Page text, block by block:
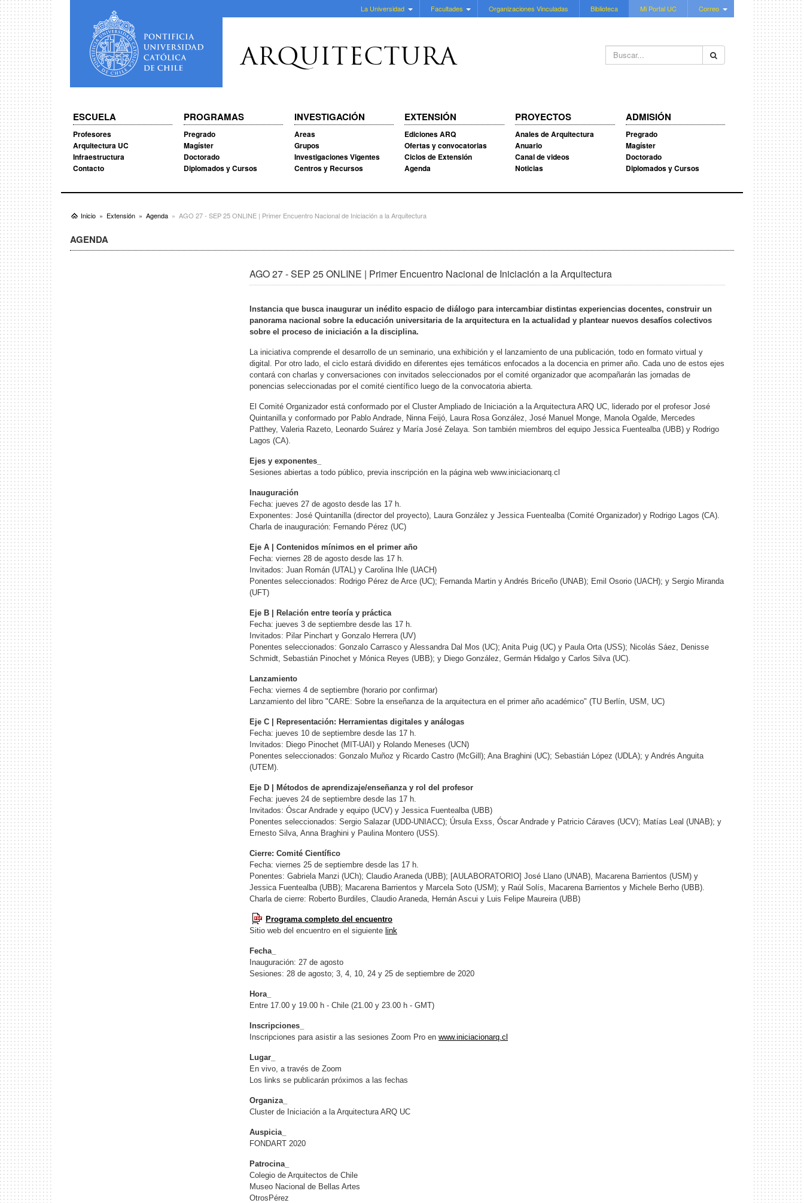
La Universidad Facultades Organizaciones Vinculadas Biblioteca Mi Portal UC Correo
Buscar...
ARQUITECTURA
ESCUELA
Profesores
Arquitectura UC
Infraestructura
Contacto
PROGRAMAS
Pregrado
Magíster
Doctorado
Diplomados y Cursos
INVESTIGACIÓN
Areas
Grupos
Investigaciones Vigentes
Centros y Recursos
EXTENSIÓN
Ediciones ARQ
Ofertas y convocatorias
Ciclos de Extensión
Agenda
PROYECTOS
Anales de Arquitectura
Anuario
Canal de videos
Noticias
ADMISIÓN
Pregrado
Magíster
Doctorado
Diplomados y Cursos
Inicio Extensión Agenda AGO 27 - SEP 25 ONLINE | Primer Encuentro Nacional de Iniciación a la Arquitectura
AGENDA
AGO 27 - SEP 25 ONLINE | Primer Encuentro Nacional de Iniciación a la Arquitectura
Instancia que busca inaugurar un inédito espacio de diálogo para intercambiar distintas experiencias docentes, construir un
panorama nacional sobre la educación universitaria de la arquitectura en la actualidad y plantear nuevos desafíos colectivos
sobre el proceso de iniciación a la disciplina.
La iniciativa comprende el desarrollo de un seminario, una exhibición y el lanzamiento de una publicación, todo en formato virtual y
digital. Por otro lado, el ciclo estará dividido en diferentes ejes temáticos enfocados a la docencia en primer año. Cada uno de estos ejes
contará con charlas y conversaciones con invitados seleccionados por el comité organizador que acompañarán las jornadas de
ponencias seleccionadas por el comité científico luego de la convocatoria abierta.
El Comité Organizador está conformado por el Cluster Ampliado de Iniciación a la Arquitectura ARQ UC, liderado por el profesor José
Quintanilla y conformado por Pablo Andrade, Ninna Feijó, Laura Rosa González, José Manuel Monge, Manola Ogalde, Mercedes
Patthey, Valeria Razeto, Leonardo Suárez y María José Zelaya. Son también miembros del equipo Jessica Fuentealba (UBB) y Rodrigo
Lagos (CA).
Ejes y exponentes_
Sesiones abiertas a todo público, previa inscripción en la página web www.iniciacionarq.cl
Inauguración
Fecha: jueves 27 de agosto desde las 17 h.
Exponentes: José Quintanilla (director del proyecto), Laura González y Jessica Fuentealba (Comité Organizador) y Rodrigo Lagos (CA).
Charla de inauguración: Fernando Pérez (UC)
Eje A | Contenidos mínimos en el primer año
Fecha: viernes 28 de agosto desde las 17 h.
Invitados: Juan Román (UTAL) y Carolina Ihle (UACH)
Ponentes seleccionados: Rodrigo Pérez de Arce (UC); Fernanda Martin y Andrés Briceño (UNAB); Emil Osorio (UACH); y Sergio Miranda
(UFT)
Eje B | Relación entre teoría y práctica
Fecha: jueves 3 de septiembre desde las 17 h.
Invitados: Pilar Pinchart y Gonzalo Herrera (UV)
Ponentes seleccionados: Gonzalo Carrasco y Alessandra Dal Mos (UC); Anita Puig (UC) y Paula Orta (USS); Nicolás Sáez, Denisse
Schmidt, Sebastián Pinochet y Mónica Reyes (UBB); y Diego González, Germán Hidalgo y Carlos Silva (UC).
Lanzamiento
Fecha: viernes 4 de septiembre (horario por confirmar)
Lanzamiento del libro "CARE: Sobre la enseñanza de la arquitectura en el primer año académico" (TU Berlín, USM, UC)
Eje C | Representación: Herramientas digitales y análogas
Fecha: jueves 10 de septiembre desde las 17 h.
Invitados: Diego Pinochet (MIT-UAI) y Rolando Meneses (UCN)
Ponentes seleccionados: Gonzalo Muñoz y Ricardo Castro (McGill); Ana Braghini (UC); Sebastián López (UDLA); y Andrés Anguita
(UTEM).
Eje D | Métodos de aprendizaje/enseñanza y rol del profesor
Fecha: jueves 24 de septiembre desde las 17 h.
Invitados: Óscar Andrade y equipo (UCV) y Jessica Fuentealba (UBB)
Ponentes seleccionados: Sergio Salazar (UDD-UNIACC); Úrsula Exss, Óscar Andrade y Patricio Cáraves (UCV); Matías Leal (UNAB); y
Ernesto Silva, Anna Braghini y Paulina Montero (USS).
Cierre: Comité Científico
Fecha: viernes 25 de septiembre desde las 17 h.
Ponentes: Gabriela Manzi (UCh); Claudio Araneda (UBB); [AULABORATORIO] José Llano (UNAB), Macarena Barrientos (USM) y
Jessica Fuentealba (UBB); Macarena Barrientos y Marcela Soto (USM); y Raúl Solís, Macarena Barrientos y Michele Berho (UBB).
Charla de cierre: Roberto Burdiles, Claudio Araneda, Hernán Ascui y Luis Felipe Maureira (UBB)
Programa completo del encuentro
Sitio web del encuentro en el siguiente link
Fecha_
Inauguración: 27 de agosto
Sesiones: 28 de agosto; 3, 4, 10, 24 y 25 de septiembre de 2020
Hora_
Entre 17.00 y 19.00 h - Chile (21.00 y 23.00 h - GMT)
Inscripciones_
Inscripciones para asistir a las sesiones Zoom Pro en www.iniciacionarq.cl
Lugar_
En vivo, a través de Zoom
Los links se publicarán próximos a las fechas
Organiza_
Cluster de Iniciación a la Arquitectura ARQ UC
Auspicia_
FONDART 2020
Patrocina_
Colegio de Arquitectos de Chile
Museo Nacional de Bellas Artes
OtrosPérez